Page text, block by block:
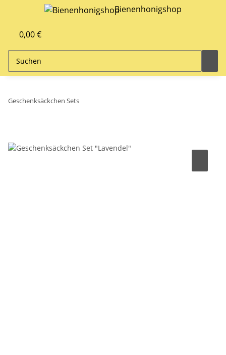
Bienenhonigshop
0,00 €
Geschenksäckchen Sets